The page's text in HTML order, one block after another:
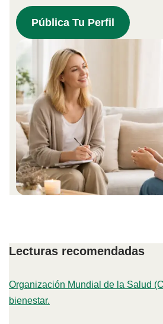
Pública Tu Perfil
Lecturas recomendadas
Organización Mundial de la Salud
bienestar.